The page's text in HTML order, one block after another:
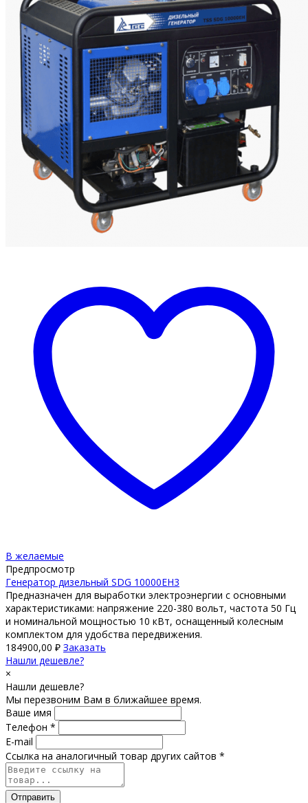
В желаемые
Предпросмотр
Генератор дизельный SDG 10000EH3
Предназначен для выработки электроэнергии с основными
характеристиками: напряжение 220-380 вольт, частота 50 Гц
и номинальной мощностью 10 кВт, оснащенный колесным
комплектом для удобства передвижения.
184900,00 ₽ Заказать
Нашли дешевле?
×
Нашли дешевле?
Мы перезвоним Вам в ближайшее время.
Ваше имя
Телефон *
E-mail
Ссылка на аналогичный товар других сайтов *
Отправить